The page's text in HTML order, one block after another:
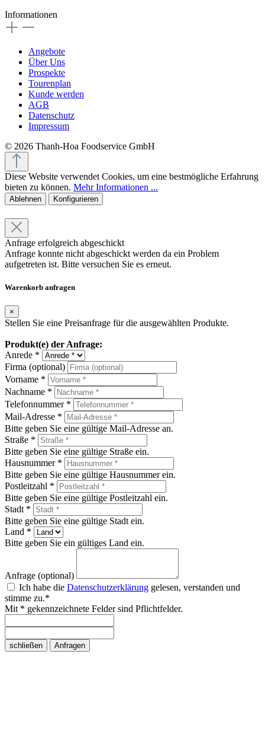
Informationen
Angebote
Über Uns
Prospekte
Tourenplan
Kunde werden
AGB
Datenschutz
Impressum
© 2026 Thanh-Hoa Foodservice GmbH
Diese Website verwendet Cookies, um eine bestmögliche Erfahrung
bieten zu können. Mehr Informationen ...
Ablehnen Konfigurieren
Anfrage erfolgreich abgeschickt
Anfrage konnte nicht abgeschickt werden da ein Problem
aufgetreten ist. Bitte versuchen Sie es erneut.
Warenkorb anfragen
×
Stellen Sie eine Preisanfrage für die ausgewählten Produkte.
Produkt(e) der Anfrage:
Anrede *
Firma (optional)
Vorname *
Nachname *
Telefonnummer *
Mail-Adresse *
Bitte geben Sie eine gültige Mail-Adresse an.
Straße *
Bitte geben Sie eine gültige Straße ein.
Hausnummer *
Bitte geben Sie eine gültige Hausnummer ein.
Postleitzahl *
Bitte geben Sie eine gültige Postleitzahl ein.
Stadt *
Bitte geben Sie eine gültige Stadt ein.
Land *
Bitte geben Sie ein gültiges Land ein.
Anfrage (optional)
Ich habe die Datenschutzerklärung gelesen, verstanden und
stimme zu.*
Mit * gekennzeichnete Felder sind Pflichtfelder.
schließen Anfragen